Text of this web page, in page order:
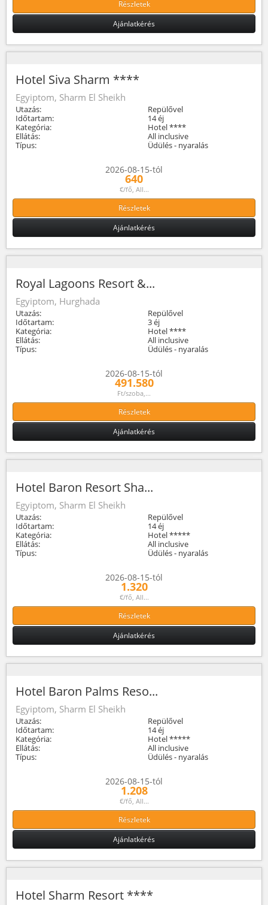
Részletek
Ajánlatkérés
Hotel Siva Sharm ****
Egyiptom, Sharm El Sheikh
Utazás:
Repülővel
Időtartam:
14 éj
Kategória:
Hotel ****
Ellátás:
All inclusive
Típus:
Üdülés - nyaralás
2026-08-15-tól
640
€/fő, All...
Részletek
Ajánlatkérés
Royal Lagoons Resort &...
Egyiptom, Hurghada
Utazás:
Repülővel
Időtartam:
3 éj
Kategória:
Hotel ****
Ellátás:
All inclusive
Típus:
Üdülés - nyaralás
2026-08-15-tól
491.580
Ft/szoba,...
Részletek
Ajánlatkérés
Hotel Baron Resort Sha...
Egyiptom, Sharm El Sheikh
Utazás:
Repülővel
Időtartam:
14 éj
Kategória:
Hotel *****
Ellátás:
All inclusive
Típus:
Üdülés - nyaralás
2026-08-15-tól
1.320
€/fő, All...
Részletek
Ajánlatkérés
Hotel Baron Palms Reso...
Egyiptom, Sharm El Sheikh
Utazás:
Repülővel
Időtartam:
14 éj
Kategória:
Hotel *****
Ellátás:
All inclusive
Típus:
Üdülés - nyaralás
2026-08-15-tól
1.208
€/fő, All...
Részletek
Ajánlatkérés
Hotel Sharm Resort ****